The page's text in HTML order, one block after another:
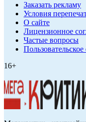
Заказать рекламу
Условия
О сайте
Лицензионное
Частые вопросы
16+